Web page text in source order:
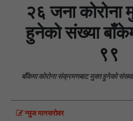
२६ जना कोरोना
हुनेको संख्या
९९
बाँकेमा कोरोना संक्रमणबाट मुक्त हुनेको
न्युज मानसराेवर